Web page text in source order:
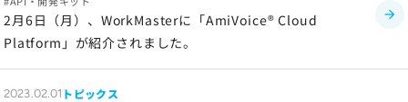
2月6日（月）、WorkMasterに「AmiVoice® Cloud
Platform」が紹介されました。
2023.02.01 トピックス